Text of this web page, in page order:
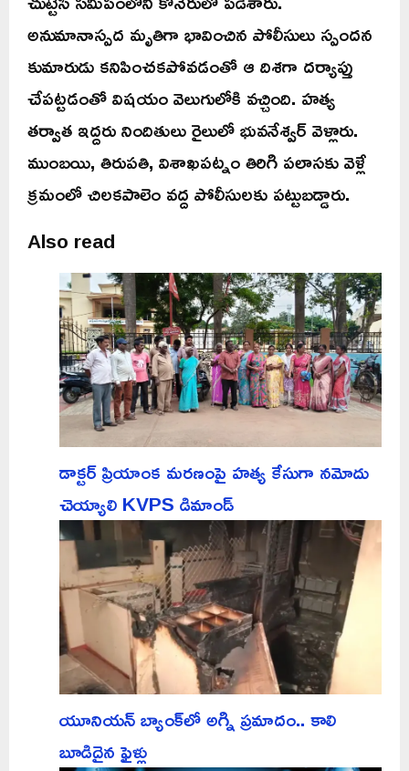
అనుమానాస్పద మృతిగా భావించిన పోలీసులు స్పందన
కుమారుడు కనిపించకపోవడంతో ఆ దిశగా దర్యాప్తు
చేపట్టడంతో విషయం వెలుగులోకి వచ్చింది. హత్య
తర్వాత ఇద్దరు నిందితులు రైలులో భువనేశ్వర్ వెళ్లారు.
ముంబయి, తిరుపతి, విశాఖపట్నం తిరిగి పలాసకు వెళ్లే
క్రమంలో చిలకపాలెం వద్ద పోలీసులకు పట్టుబడ్డారు.
Also read
డాక్టర్ ప్రియాంక మరణంపై హత్య కేసుగా నమోదు
చెయ్యాలి KVPS డిమాండ్
యూనియన్ బ్యాంక్‌లో అగ్ని ప్రమాదం.. కాలి
బూడిదైన ఫైళ్లు